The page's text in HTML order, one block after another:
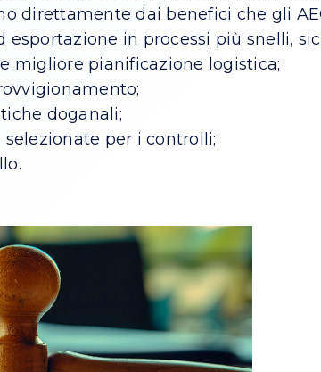
direttamente dai benefici che gli
in processi più snelli,
migliore pianificazione logistica;
doganali;
per i controlli;